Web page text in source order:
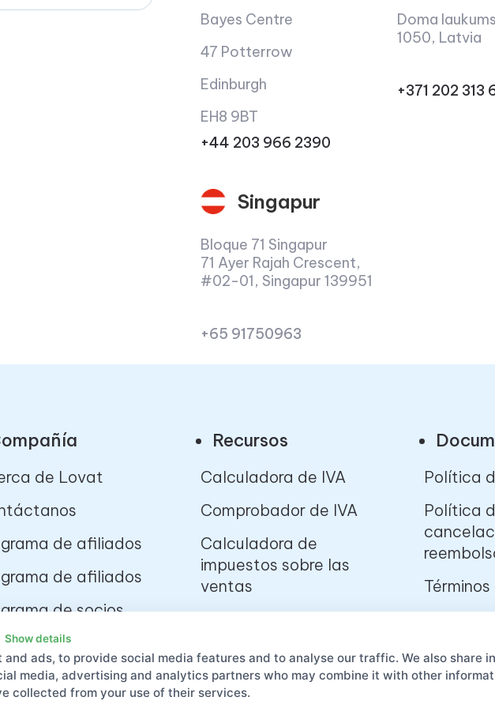
Bayes Centre
47 Potterrow
Edinburgh
EH8 9BT
+44 203 966 2390
Doma
1050, Latvia
+371 202 313
Singapur
Bloque 71 Singapur
71 Ayer Rajah Crescent,
#02-01, Singapur 139951
+65 91750963
de Lovat
de afiliados
de afiliados
de socios
startups
para
Recursos
Calculadora de IVA
Comprobador de IVA
Calculadora de
impuestos sobre las
ventas
Política
Política
Show details
ads, to provide social media features and to analyse our traffic. We also share
media, advertising and analytics partners who may combine it with other
collected from your use of their services.